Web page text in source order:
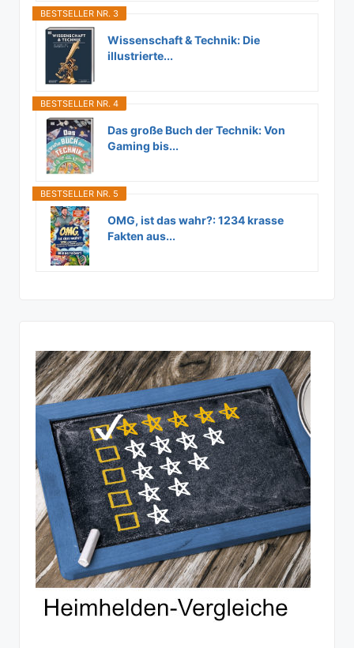
BESTSELLER NR. 3
Wissenschaft & Technik: Die
illustrierte...
BESTSELLER NR. 4
Das große Buch der Technik: Von
Gaming bis...
BESTSELLER NR. 5
OMG, ist das wahr?: 1234 krasse
Fakten aus...